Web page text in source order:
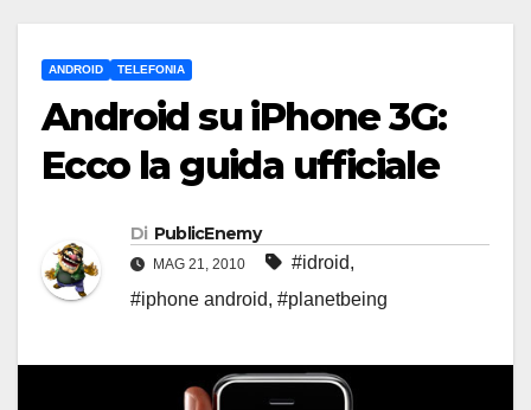
ANDROID TELEFONIA
Android su iPhone 3G:
Ecco la guida ufficiale
Di PublicEnemy
MAG 21, 2010 #idroid,
#iphone android, #planetbeing